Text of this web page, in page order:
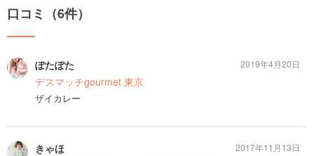
口コミ（6件）
ぽたぽた
デスマッチgourmet 東京
ザイカレー
2019年4月20日
きゃほ
2017年11月13日